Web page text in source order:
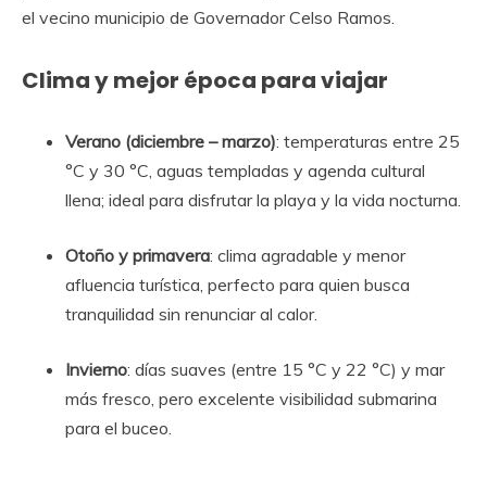
el vecino municipio de Governador Celso Ramos.
Clima y mejor época para viajar
Verano (diciembre – marzo): temperaturas entre 25
°C y 30 °C, aguas templadas y agenda cultural
llena; ideal para disfrutar la playa y la vida nocturna.
Otoño y primavera: clima agradable y menor
afluencia turística, perfecto para quien busca
tranquilidad sin renunciar al calor.
Invierno: días suaves (entre 15 °C y 22 °C) y mar
más fresco, pero excelente visibilidad submarina
para el buceo.